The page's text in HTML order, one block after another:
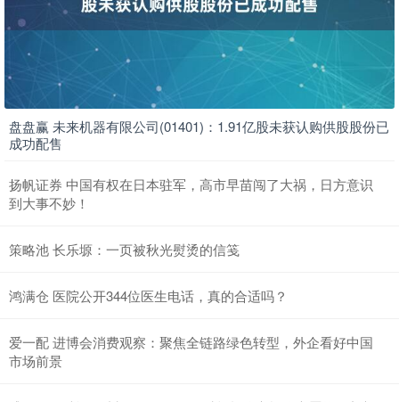
盘盘赢 未来机器有限公司(01401)：1.91亿股未获认购供股股份已
成功配售
扬帆证券 中国有权在日本驻军，高市早苗闯了大祸，日方意识
到大事不妙！
策略池 长乐塬：一页被秋光熨烫的信笺
鸿满仓 医院公开344位医生电话，真的合适吗？
爱一配 进博会消费观察：聚焦全链路绿色转型，外企看好中国
市场前景